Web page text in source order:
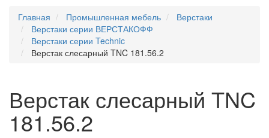
Главная Промышленная мебель
Верстаки
Верстаки серии ВЕРСТАКОФФ
Верстаки серии Technic
Верстак слесарный TNC 181.56.2
Верстак слесарный TNC
181.56.2